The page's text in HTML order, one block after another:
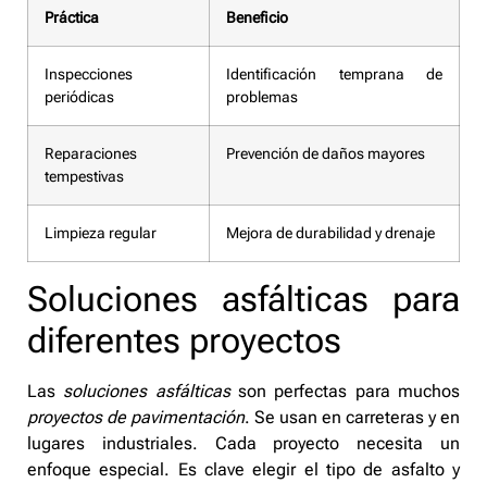
Práctica Beneficio
Inspecciones
periódicas
Identificación temprana de
problemas
Reparaciones
tempestivas
Prevención de daños mayores
Limpieza regular Mejora de durabilidad y drenaje
Soluciones asfálticas para
diferentes proyectos
Las soluciones asfálticasson perfectas para muchos
proyectos de pavimentación. Se usan en carreteras y en
lugares industriales. Cada proyecto necesita un
enfoque especial. Es clave elegir el tipo de asfalto y